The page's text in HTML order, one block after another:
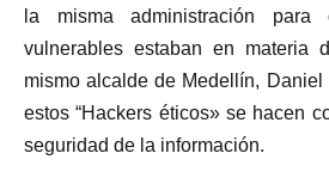
la misma administración para
vulnerables estaban en materia
mismo alcalde de Medellín,
estos “Hackers éticos» se hacen
seguridad de la información.